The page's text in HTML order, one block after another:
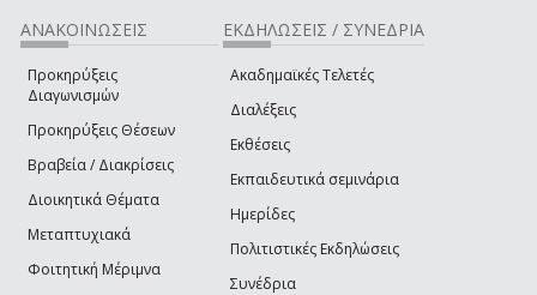
ΑΝΑΚΟΙΝΩΣΕΙΣ
Προκηρύξεις
Διαγωνισμών
Προκηρύξεις Θέσεων
Βραβεία / Διακρίσεις
Διοικητικά Θέματα
Μεταπτυχιακά
Φοιτητική Μέριμνα
ΕΚΔΗΛΩΣΕΙΣ / ΣΥΝΕΔΡΙΑ
Ακαδημαϊκές Τελετές
Διαλέξεις
Εκθέσεις
Εκπαιδευτικά σεμινάρια
Ημερίδες
Πολιτιστικές Εκδηλώσεις
Συνέδρια